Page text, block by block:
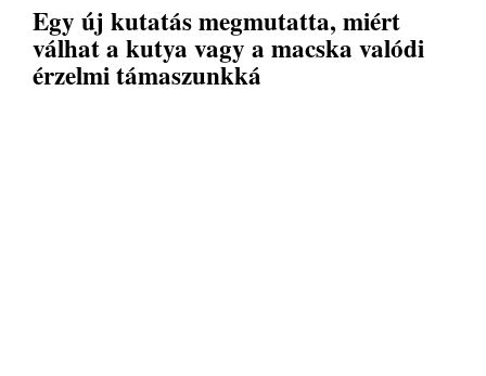
Egy új kutatás megmutatta, miért
válhat a kutya vagy a macska valódi
érzelmi támaszunkká